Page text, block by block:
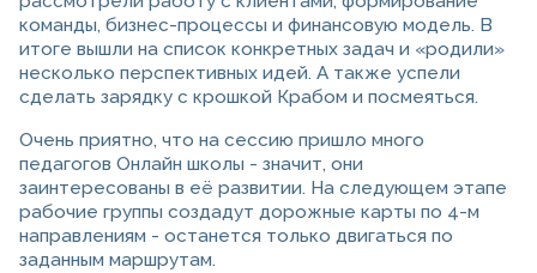
команды, бизнес-процессы и финансовую модель. В
итоге вышли на список конкретных задач и «родили»
несколько перспективных идей. А также успели
сделать зарядку с крошкой Крабом и посмеяться.
Очень приятно, что на сессию пришло много
педагогов Онлайн школы - значит, они
заинтересованы в её развитии. На следующем этапе
рабочие группы создадут дорожные карты по 4-м
направлениям - останется только двигаться по
заданным маршрутам.